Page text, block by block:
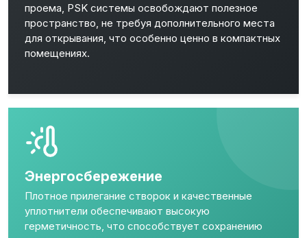
проема, PSK системы освобождают полезное
пространство, не требуя дополнительного места
для открывания, что особенно ценно в компактных
помещениях.
Энергосбережение
Плотное прилегание створок и качественные
уплотнители обеспечивают высокую
герметичность, что способствует сохранению